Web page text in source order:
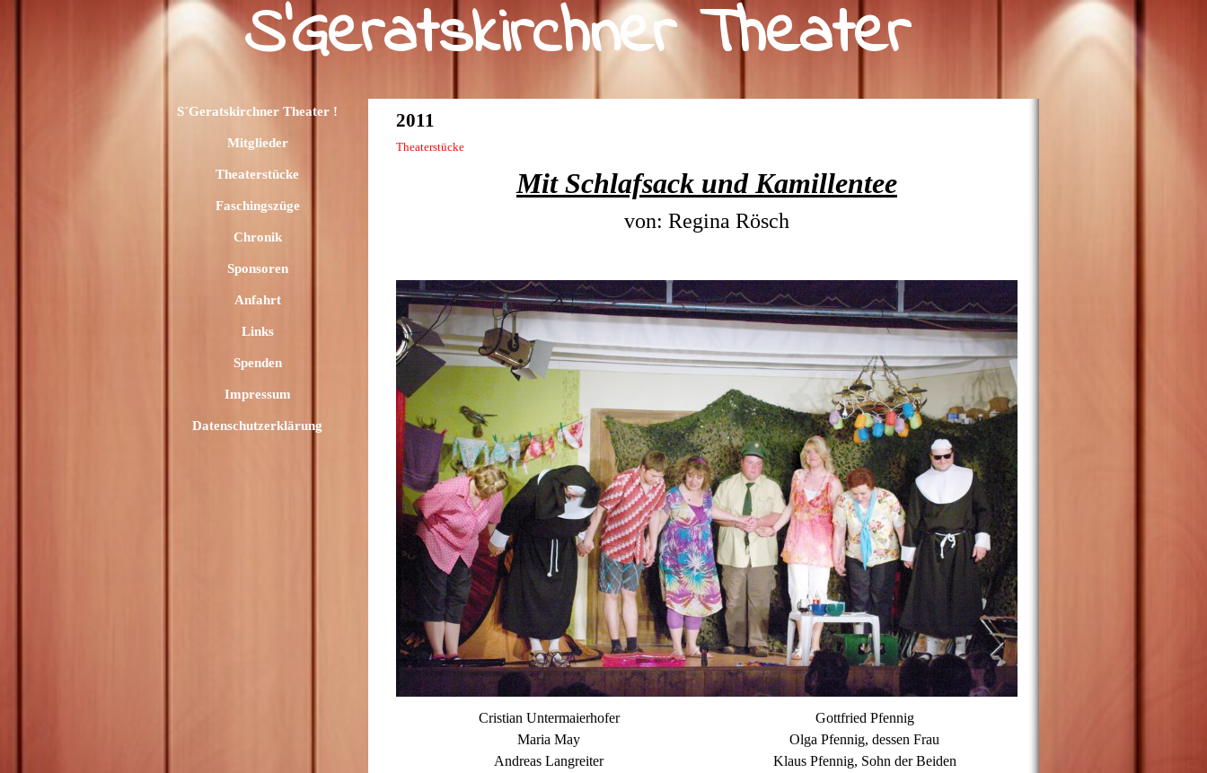
S'Geratskirchner Theater
Menü überspringen
S´Geratskirchner Theater !
Mitglieder
Theaterstücke
Faschingszüge
Chronik
Sponsoren
Anfahrt
Links
Spenden
Impressum
Datenschutzerklärung
2011
Theaterstücke
Mit Schlafsack und Kamillentee
von: Regina Rösch
Cristian Untermaierhofer
Maria May
Andreas Langreiter
Gottfried Pfennig
Olga Pfennig, dessen Frau
Klaus Pfennig, Sohn der Beiden